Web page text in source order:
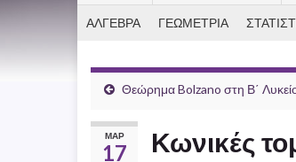
ΑΛΓΕΒΡΑ ΓΕΩΜΕΤΡΙΑ
Θεώρημα Bolzano στη Β΄
ΜΑΡ
17 Κωνικές